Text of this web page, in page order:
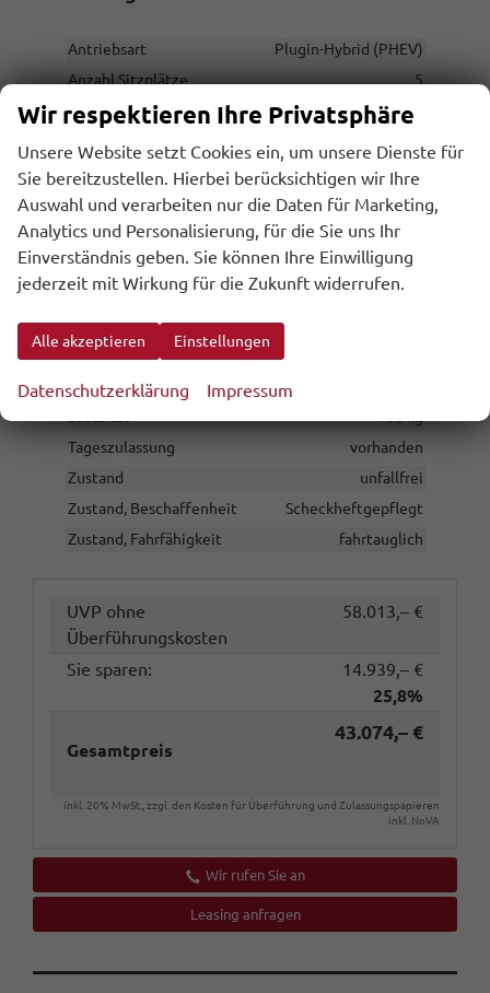
Antriebsart
Plugin-Hybrid (PHEV)
Anzahl Sitzplätze
5
Anzahl Türen
5-türig
Garantieleistung
Fahrzeuggarantie
Innenausstattung
Grau
Kilometerstand
Lackierung
Metallic
Leergewicht
1866 kg
Nichtraucher-Fahrzeug
Polsterung
Rußpartikelfilter / SCR
Tageszulassung
vorhanden
Zustand
unfallfrei
Zustand, Beschaffenheit
Scheckheftgepflegt
Zustand, Fahrfähigkeit
fahrtauglich
UVP ohne
Überführungskosten
58.013,– €
Sie sparen:
14.939,– €
25,8%
Gesamtpreis
43.074,– €
inkl. 20% MwSt., zzgl. den Kosten für Überführung und Zulassungspapieren
inkl. NoVA
Wir rufen Sie an
Leasing anfragen
Wir respektieren Ihre Privatsphäre
Unsere Website setzt Cookies ein, um unsere Dienste für
Sie bereitzustellen. Hierbei berücksichtigen wir Ihre
Auswahl und verarbeiten nur die Daten für Marketing,
Analytics und Personalisierung, für die Sie uns Ihr
Einverständnis geben. Sie können Ihre Einwilligung
jederzeit mit Wirkung für die Zukunft widerrufen.
Alle akzeptieren Einstellungen
Datenschutzerklärung Impressum